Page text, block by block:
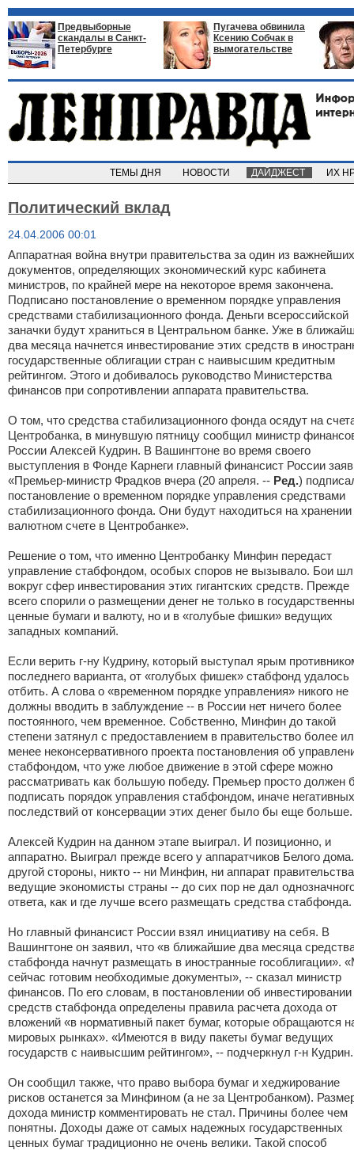
Предвыборные
скандалы в Санкт-
Петербурге
Пугачева обвинила
Ксению Собчак в
вымогательстве
ТЕМЫ ДНЯ НОВОСТИ ДАЙДЖЕСТ ИХ
Политический вклад
24.04.2006 00:01
Аппаратная война внутри правительства за один из важнейших
документов, определяющих экономический курс кабинета
министров, по крайней мере на некоторое время закончена.
Подписано постановление о временном порядке управления
средствами стабилизационного фонда. Деньги всероссийской
заначки будут храниться в Центральном банке. Уже в
два месяца начнется инвестирование этих средств в
государственные облигации стран с наивысшим кредитным
рейтингом. Этого и добивалось руководство Министерства
финансов при сопротивлении аппарата правительства.
О том, что средства стабилизационного фонда осядут на
Центробанка, в минувшую пятницу сообщил министр
России Алексей Кудрин. В Вашингтоне во время своего
выступления в Фонде Карнеги главный финансист России
«Премьер-министр Фрадков вчера (20 апреля. -- Ред.)
постановление о временном порядке управления средствами
стабилизационного фонда. Они будут находиться на хранении
валютном счете в Центробанке».
Решение о том, что именно Центробанку Минфин передаст
управление стабфондом, особых споров не вызывало. Бои
вокруг сфер инвестирования этих гигантских средств. Прежде
всего спорили о размещении денег не только в
ценные бумаги и валюту, но и в «голубые фишки» ведущих
западных компаний.
Если верить г-ну Кудрину, который выступал ярым
последнего варианта, от «голубых фишек» стабфонд удалось
отбить. А слова о «временном порядке управления» никого не
должны вводить в заблуждение -- в России нет ничего более
постоянного, чем временное. Собственно, Минфин до такой
степени затянул с предоставлением в правительство более
менее неконсервативного проекта постановления об
стабфондом, что уже любое движение в этой сфере можно
рассматривать как большую победу. Премьер просто должен
подписать порядок управления стабфондом, иначе негативных
последствий от консервации этих денег было бы еще больше.
Алексей Кудрин на данном этапе выиграл. И позиционно, и
аппаратно. Выиграл прежде всего у аппаратчиков Белого
другой стороны, никто -- ни Минфин, ни аппарат
ведущие экономисты страны -- до сих пор не дал
ответа, как и где лучше всего размещать средства стабфонда.
Но главный финансист России взял инициативу на себя. В
Вашингтоне он заявил, что «в ближайшие два месяца
стабфонда начнут размещать в иностранные гособлигации».
сейчас готовим необходимые документы», -- сказал министр
финансов. По его словам, в постановлении об инвестировании
средств стабфонда определены правила расчета дохода от
вложений «в нормативный пакет бумаг, которые обращаются
мировых рынках». «Имеются в виду пакеты бумаг ведущих
государств с наивысшим рейтингом», -- подчеркнул г-н Кудрин.
Он сообщил также, что право выбора бумаг и хеджирование
рисков останется за Минфином (а не за Центробанком).
дохода министр комментировать не стал. Причины более чем
понятны. Доходы даже от самых надежных государственных
ценных бумаг традиционно не очень велики. Такой способ